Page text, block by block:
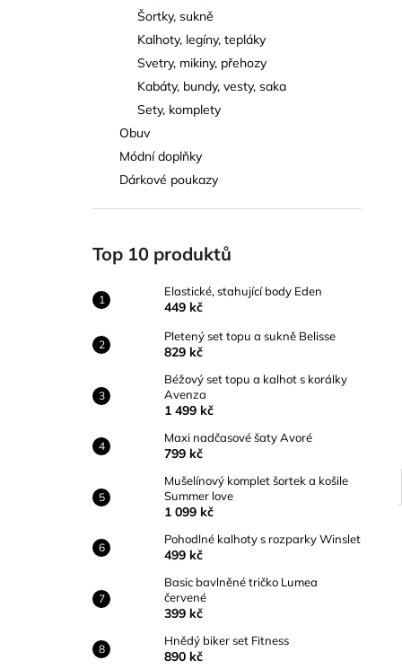
Šortky, sukně
Kalhoty, legíny, tepláky
Svetry, mikiny, přehozy
Kabáty, bundy, vesty, saka
Sety, komplety
Obuv
Módní doplňky
Dárkové poukazy
Top 10 produktů
Elastické, stahující body Eden
449 kč
Pletený set topu a sukně Belisse
829 kč
Béžový set topu a kalhot s korálky
Avenza
1 499 kč
Maxi nadčasové šaty Avoré
799 kč
Mušelínový komplet šortek a košile
Summer love
1 099 kč
Pohodlné kalhoty s rozparky Winslet
499 kč
Basic bavlněné tričko Lumea
červené
399 kč
Hnědý biker set Fitness
890 kč
ELASTICKÉ, STAHUJÍCÍ BODY EDEN
449 kč